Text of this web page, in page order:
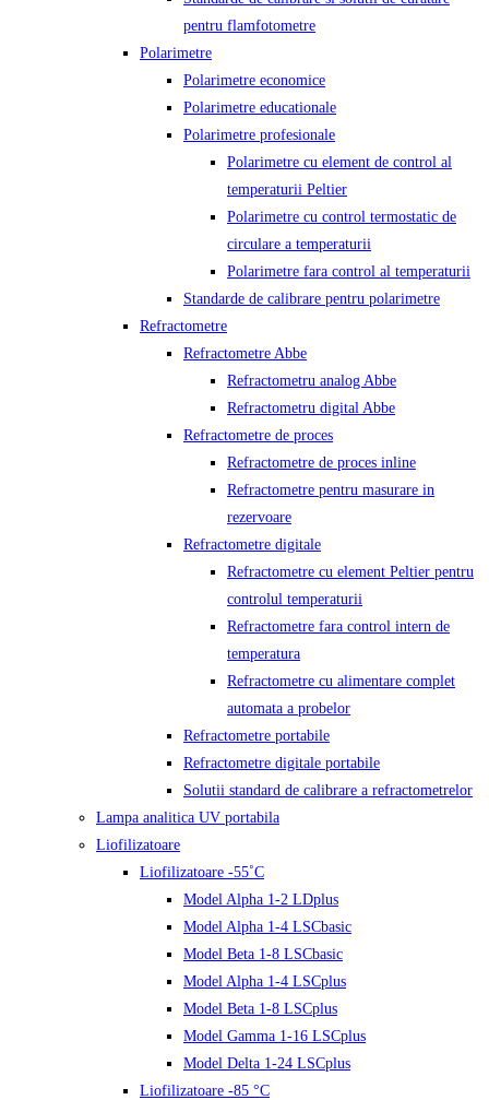
pentru flamfotometre
Polarimetre
Polarimetre economice
Polarimetre educationale
Polarimetre profesionale
Polarimetre cu element de control al
temperaturii Peltier
Polarimetre cu control termostatic de
circulare a temperaturii
Polarimetre fara control al temperaturii
Standarde de calibrare pentru polarimetre
Refractometre
Refractometre Abbe
Refractometru analog Abbe
Refractometru digital Abbe
Refractometre de proces
Refractometre de proces inline
Refractometre pentru masurare in
rezervoare
Refractometre digitale
Refractometre cu element Peltier pentru
controlul temperaturii
Refractometre fara control intern de
temperatura
Refractometre cu alimentare complet
automata a probelor
Refractometre portabile
Refractometre digitale portabile
Solutii standard de calibrare a refractometrelor
Lampa analitica UV portabila
Liofilizatoare
Liofilizatoare -55˚C
Model Alpha 1-2 LDplus
Model Alpha 1-4 LSCbasic
Model Beta 1-8 LSCbasic
Model Alpha 1-4 LSCplus
Model Beta 1-8 LSCplus
Model Gamma 1-16 LSCplus
Model Delta 1-24 LSCplus
Liofilizatoare -85 °C